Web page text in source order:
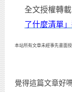
全文授權轉
了什麼清單
本站所有文章未經事先書面
覺得這篇文章好